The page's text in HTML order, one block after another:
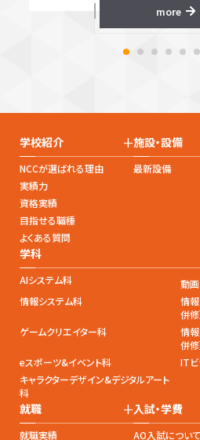
more
学校紹介 +
NCCが選ばれる理由
実績力
資格実績
目指せる職種
よくある質問
施設・設備
最新設備
学科
AIシステム科
動画
情報システム科
情
併修
ゲームクリエイター科
情
併修
eスポーツ&イベント科
IT
キャラクターデザイン&デジタルアート
科
就職 +
就職実績
入試・学費
AO入試について